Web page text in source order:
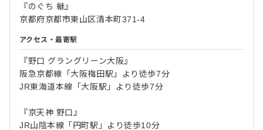
『のぐち 継』
京都府京都市東山区清本町371-4
アクセス・最寄駅
『野口 グラングリーン大阪』
阪急京都線「大阪梅田駅」より徒歩7分
JR東海道本線「大阪駅」より徒歩7分
『京天神 野口』
JR山陰本線「円町駅」より徒歩10分